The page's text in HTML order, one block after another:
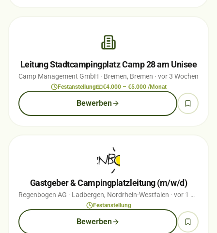
Leitung Stadtcampingplatz Camp 28 am Unisee
Camp Management GmbH · Bremen, Bremen · vor 3 Wochen
Festanstellung €4.000 – €5.000 /Monat
Bewerben
Gastgeber & Campingplatzleitung (m/w/d)
Regenbogen AG · Ladbergen, Nordrhein-Westfalen · vor 1 Monaten
Festanstellung
Bewerben